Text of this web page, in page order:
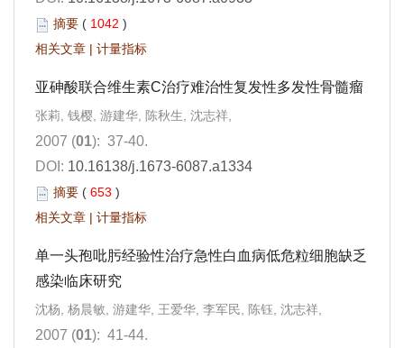
摘要 ( 1042 )
相关文章 | 计量指标
亚砷酸联合维生素C治疗难治性复发性多发性骨髓瘤
张莉, 钱樱, 游建华, 陈秋生, 沈志祥,
2007 (01): 37-40.
DOI: 10.16138/j.1673-6087.a1334
摘要 ( 653 )
相关文章 | 计量指标
单一头孢吡肟经验性治疗急性白血病低危粒细胞缺乏
感染临床研究
沈杨, 杨晨敏, 游建华, 王爱华, 李军民, 陈钰, 沈志祥,
2007 (01): 41-44.